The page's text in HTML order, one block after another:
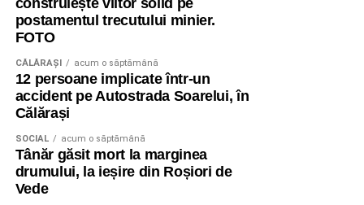
construiește viitor solid pe
postamentul trecutului minier.
FOTO
CĂLĂRAŞI acum o săptămână
12 persoane implicate într-un
accident pe Autostrada Soarelui, în
Călărași
SOCIAL acum o săptămână
Tânăr găsit mort la marginea
drumului, la ieșire din Roșiori de
Vede